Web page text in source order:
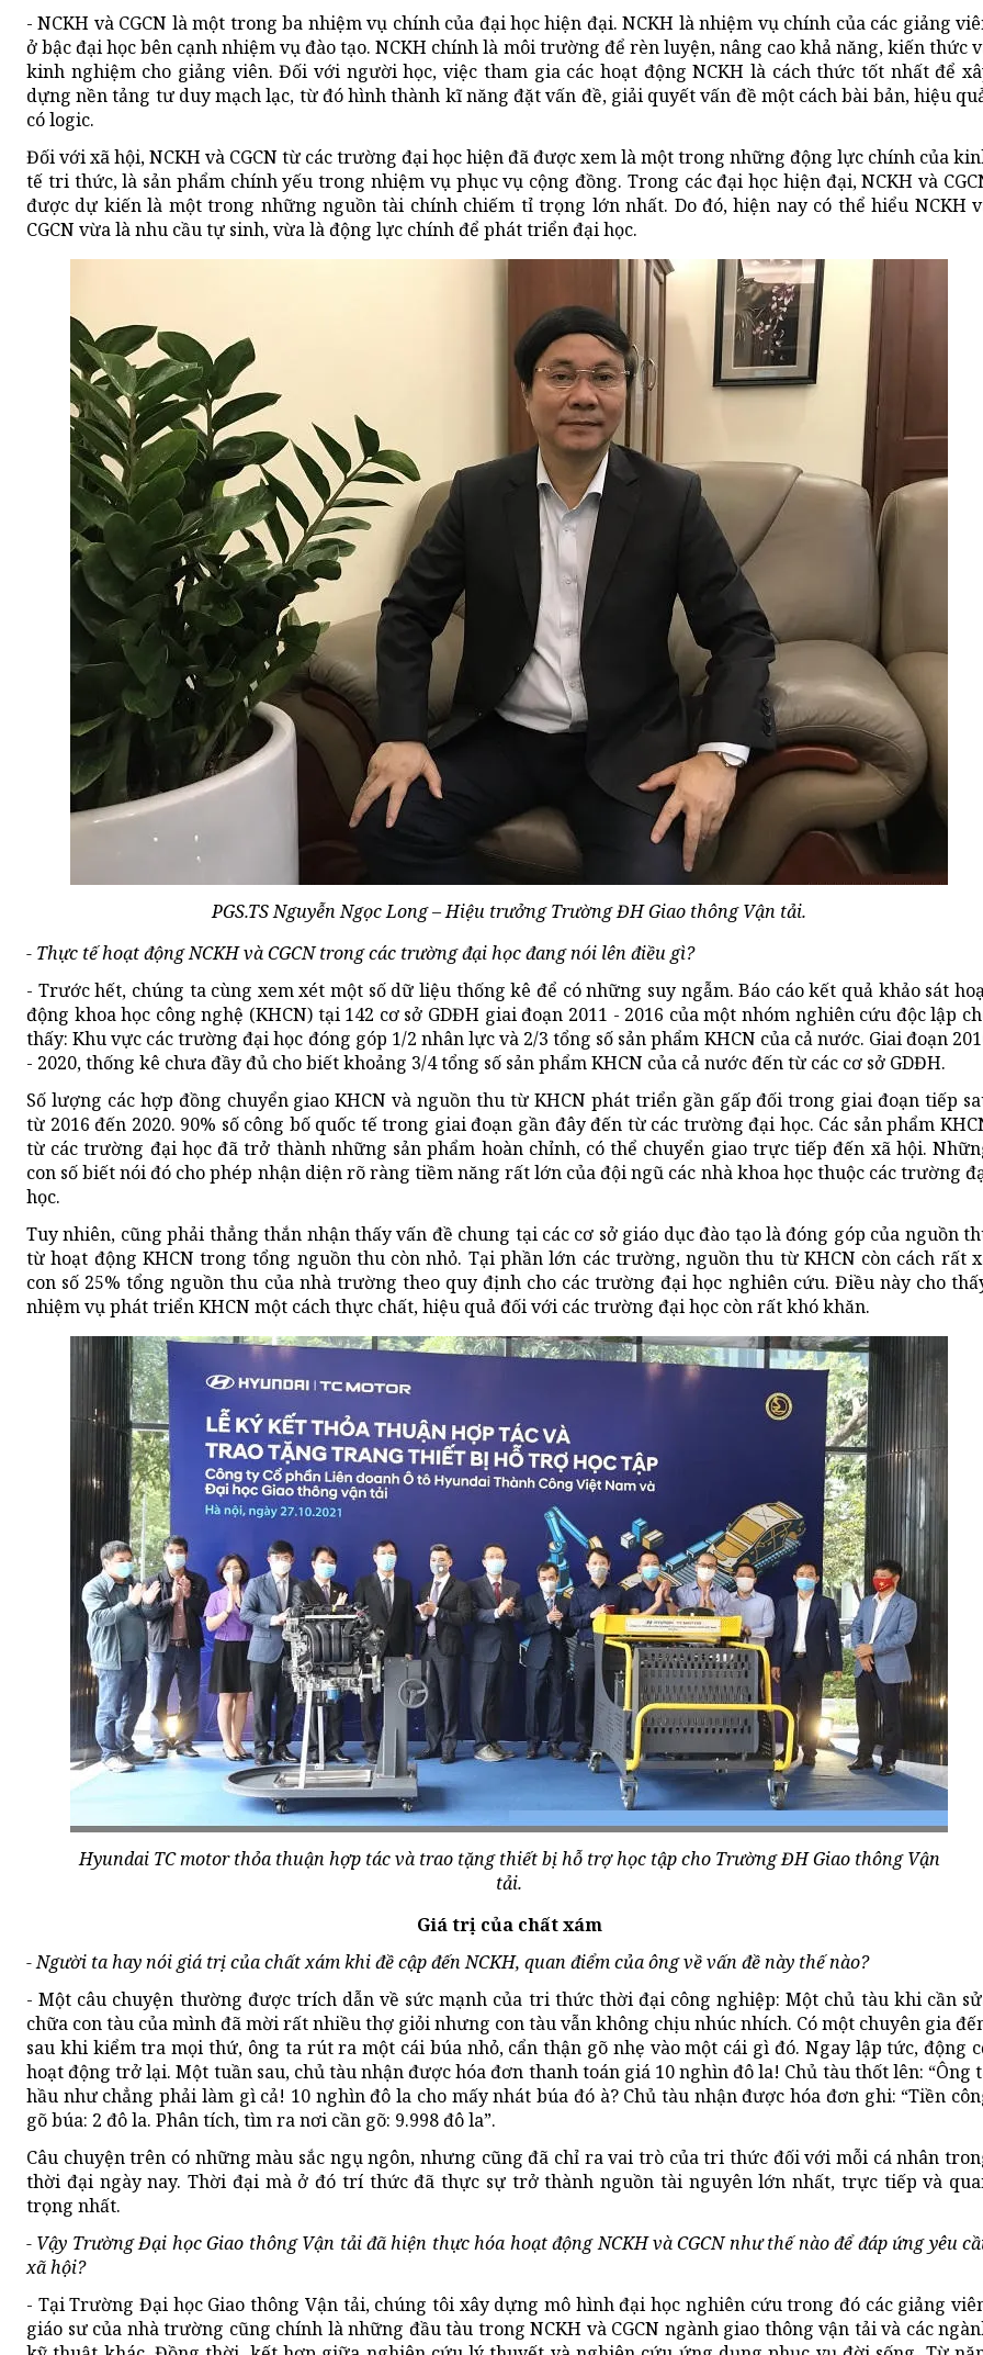
- NCKH và CGCN là một trong ba nhiệm vụ chính của đại học hiện đại. NCKH là nhiệm vụ chính của các giảng
ở bậc đại học bên cạnh nhiệm vụ đào tạo. NCKH chính là môi trường để rèn luyện, nâng cao khả năng, kiến thức
kinh nghiệm cho giảng viên. Đối với người học, việc tham gia các hoạt động NCKH là cách thức tốt nhất để
dựng nền tảng tư duy mạch lạc, từ đó hình thành kĩ năng đặt vấn đề, giải quyết vấn đề một cách bài bản, hiệu
có logic.
Đối với xã hội, NCKH và CGCN từ các trường đại học hiện đã được xem là một trong những động lực chính của
tế tri thức, là sản phẩm chính yếu trong nhiệm vụ phục vụ cộng đồng. Trong các đại học hiện đại, NCKH và
được dự kiến là một trong những nguồn tài chính chiếm tỉ trọng lớn nhất. Do đó, hiện nay có thể hiểu NCKH
CGCN vừa là nhu cầu tự sinh, vừa là động lực chính để phát triển đại học.
PGS.TS Nguyễn Ngọc Long – Hiệu trưởng Trường ĐH Giao thông Vận tải.
- Thực tế hoạt động NCKH và CGCN trong các trường đại học đang nói lên điều gì?
- Trước hết, chúng ta cùng xem xét một số dữ liệu thống kê để có những suy ngẫm. Báo cáo kết quả khảo sát
động khoa học công nghệ (KHCN) tại 142 cơ sở GDĐH giai đoạn 2011 - 2016 của một nhóm nghiên cứu độc lập
thấy: Khu vực các trường đại học đóng góp 1/2 nhân lực và 2/3 tổng số sản phẩm KHCN của cả nước. Giai đoạn
- 2020, thống kê chưa đầy đủ cho biết khoảng 3/4 tổng số sản phẩm KHCN của cả nước đến từ các cơ sở GDĐH.
Số lượng các hợp đồng chuyển giao KHCN và nguồn thu từ KHCN phát triển gần gấp đối trong giai đoạn tiếp
từ 2016 đến 2020. 90% số công bố quốc tế trong giai đoạn gần đây đến từ các trường đại học. Các sản phẩm
từ các trường đại học đã trở thành những sản phẩm hoàn chỉnh, có thể chuyển giao trực tiếp đến xã hội.
con số biết nói đó cho phép nhận diện rõ ràng tiềm năng rất lớn của đội ngũ các nhà khoa học thuộc các trường
học.
Tuy nhiên, cũng phải thẳng thắn nhận thấy vấn đề chung tại các cơ sở giáo dục đào tạo là đóng góp của nguồn
từ hoạt động KHCN trong tổng nguồn thu còn nhỏ. Tại phần lớn các trường, nguồn thu từ KHCN còn cách rất
con số 25% tổng nguồn thu của nhà trường theo quy định cho các trường đại học nghiên cứu. Điều này cho
nhiệm vụ phát triển KHCN một cách thực chất, hiệu quả đối với các trường đại học còn rất khó khăn.
Hyundai TC motor thỏa thuận hợp tác và trao tặng thiết bị hỗ trợ học tập cho Trường ĐH Giao thông Vận
tải.
Giá trị của chất xám
- Người ta hay nói giá trị của chất xám khi đề cập đến NCKH, quan điểm của ông về vấn đề này thế nào?
- Một câu chuyện thường được trích dẫn về sức mạnh của tri thức thời đại công nghiệp: Một chủ tàu khi cần
chữa con tàu của mình đã mời rất nhiều thợ giỏi nhưng con tàu vẫn không chịu nhúc nhích. Có một chuyên gia
sau khi kiểm tra mọi thứ, ông ta rút ra một cái búa nhỏ, cẩn thận gõ nhẹ vào một cái gì đó. Ngay lập tức, động
hoạt động trở lại. Một tuần sau, chủ tàu nhận được hóa đơn thanh toán giá 10 nghìn đô la! Chủ tàu thốt lên: “Ông
hầu như chẳng phải làm gì cả! 10 nghìn đô la cho mấy nhát búa đó à? Chủ tàu nhận được hóa đơn ghi: “Tiền
gõ búa: 2 đô la. Phân tích, tìm ra nơi cần gõ: 9.998 đô la”.
Câu chuyện trên có những màu sắc ngụ ngôn, nhưng cũng đã chỉ ra vai trò của tri thức đối với mỗi cá nhân
thời đại ngày nay. Thời đại mà ở đó trí thức đã thực sự trở thành nguồn tài nguyên lớn nhất, trực tiếp và
trọng nhất.
- Vậy Trường Đại học Giao thông Vận tải đã hiện thực hóa hoạt động NCKH và CGCN như thế nào để đáp ứng yêu
xã hội?
- Tại Trường Đại học Giao thông Vận tải, chúng tôi xây dựng mô hình đại học nghiên cứu trong đó các giảng
giáo sư của nhà trường cũng chính là những đầu tàu trong NCKH và CGCN ngành giao thông vận tải và các